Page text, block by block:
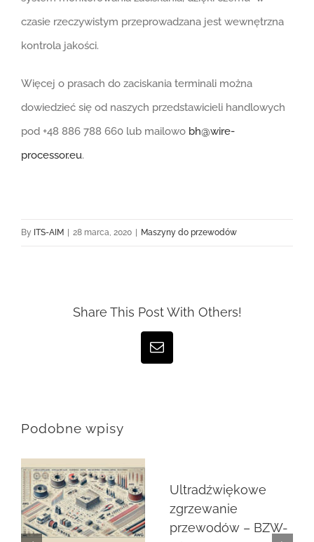
czasie rzeczywistym przeprowadzana jest wewnętrzna
kontrola jakości.
Więcej o prasach do zaciskania terminali można
dowiedzieć się od naszych przedstawicieli handlowych
pod +48 886 788 660 lub mailowo bh@wire-
processor.eu.
By ITS-AIM | 28 marca, 2020 | Maszyny do przewodów
Share This Post With Others!
Email
Podobne wpisy
Ultradźwiękowe
zgrzewanie
przewodów – BZW-